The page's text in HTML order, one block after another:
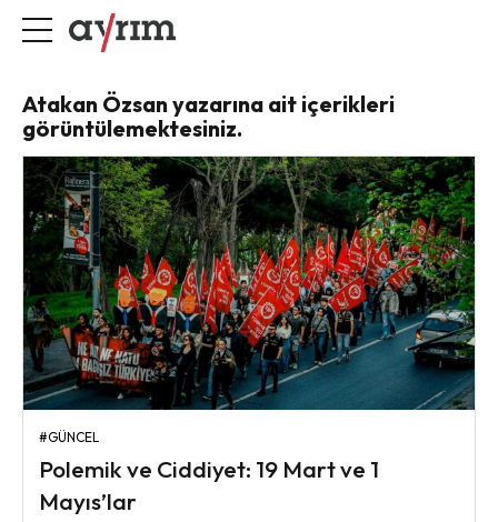
Atakan Özsan yazarına ait içerikleri
görüntülemektesiniz.
#GÜNCEL
Polemik ve Ciddiyet: 19 Mart ve 1
Mayıs’lar